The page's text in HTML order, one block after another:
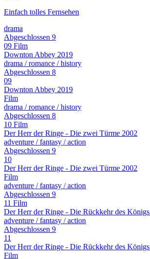
Einfach tolles Fernsehen
drama
Abgeschlossen 9
09 Film
Downton Abbey 2019
drama / romance / history
Abgeschlossen 8
09
Downton Abbey 2019
Film
drama / romance / history
Abgeschlossen 8
10 Film
Der Herr der Ringe - Die zwei Türme 2002
adventure / fantasy / action
Abgeschlossen 9
10
Der Herr der Ringe - Die zwei Türme 2002
Film
adventure / fantasy / action
Abgeschlossen 9
11 Film
Der Herr der Ringe - Die Rückkehr des Königs
adventure / fantasy / action
Abgeschlossen 9
11
Der Herr der Ringe - Die Rückkehr des Königs
Film